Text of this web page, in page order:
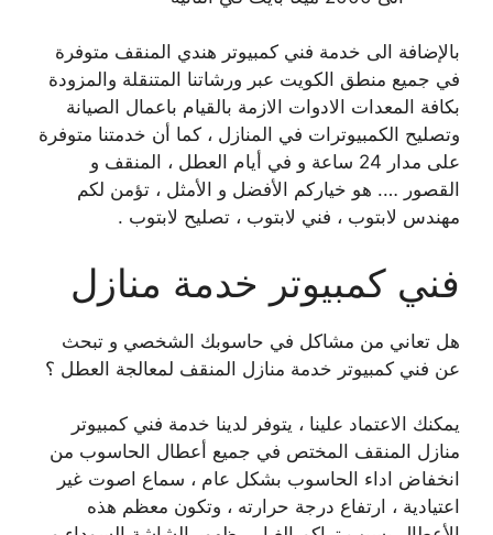
بالإضافة الى خدمة فني كمبيوتر هندي المنقف متوفرة
في جميع منطق الكويت عبر ورشاتنا المتنقلة والمزودة
بكافة المعدات الادوات الازمة بالقيام باعمال الصيانة
وتصليح الكمبيوترات في المنازل ، كما أن خدمتنا متوفرة
على مدار 24 ساعة و في أيام العطل ، المنقف و
القصور …. هو خياركم الأفضل و الأمثل ، تؤمن لكم
مهندس لابتوب ، فني لابتوب ، تصليح لابتوب .
فني كمبيوتر خدمة منازل
هل تعاني من مشاكل في حاسوبك الشخصي و تبحث
عن فني كمبيوتر خدمة منازل المنقف لمعالجة العطل ؟
يمكنك الاعتماد علينا ، يتوفر لدينا خدمة فني كمبيوتر
منازل المنقف المختص في جميع أعطال الحاسوب من
انخفاض اداء الحاسوب بشكل عام ، سماع اصوت غير
اعتيادية ، ارتفاع درجة حرارته ، وتكون معظم هذه